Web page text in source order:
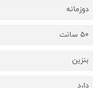
دوزمانه
۵۰ سانت
بنزین
دارد